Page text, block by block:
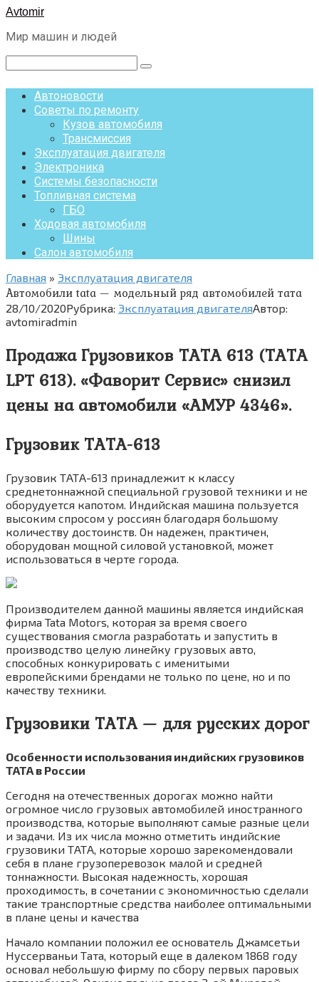
Перейти
контенту
Avtomir
Мир машин и людей
Поиск:
Автоновости
Советы по ремонту
Кузов автомобиля
Трансмиссия
Эксплуатация двигателя
Электроника
Системы безопасности
Топливная система
ГБО
Ходовая автомобиля
Шины
Салон автомобиля
Главная » Эксплуатация двигателя
Автомобили tata — модельный ряд автомобилей тата
28/10/2020Рубрика: Эксплуатация двигателяАвтор:
avtomiradmin
Продажа Грузовиков ТАТА 613 (ТАТА
LPT 613). «Фаворит Сервис» снизил
цены на автомобили «АМУР 4346».
Грузовик ТАТА-613
Грузовик ТАТА-613 принадлежит к классу
среднетоннажной специальной грузовой техники и не
оборудуется капотом. Индийская машина пользуется
высоким спросом у россиян благодаря большому
количеству достоинств. Он надежен, практичен,
оборудован мощной силовой установкой, может
использоваться в черте города.
Производителем данной машины является индийская
фирма Tata Motors, которая за время своего
существования смогла разработать и запустить в
производство целую линейку грузовых авто,
способных конкурировать с именитыми
европейскими брендами не только по цене, но и по
качеству техники.
Грузовики ТАТА — для русских дорог
Особенности использования индийских грузовиков
TATA в России
Сегодня на отечественных дорогах можно найти
огромное число грузовых автомобилей иностранного
производства, которые выполняют самые разные цели
и задачи. Из их числа можно отметить индийские
грузовики ТАТА, которые хорошо зарекомендовали
себя в плане грузоперевозок малой и средней
тоннажности. Высокая надежность, хорошая
проходимость, в сочетании с экономичностью сделали
такие транспортные средства наиболее оптимальными
в плане цены и качества
Начало компании положил ее основатель Джамсетьи
Нуссерваньи Тата, который еще в далеком 1868 году
основал небольшую фирму по сбору первых паровых